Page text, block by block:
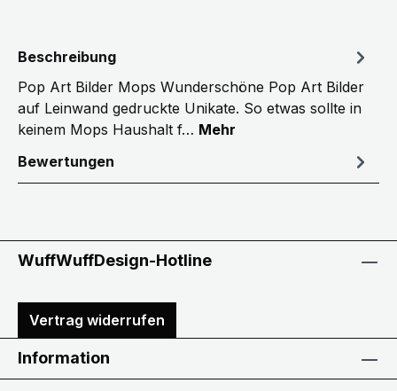
Beschreibung
Pop Art Bilder Mops Wunderschöne Pop Art Bilder
auf Leinwand gedruckte Unikate. So etwas sollte in
keinem Mops Haushalt f… Mehr
Bewertungen
WuffWuffDesign-Hotline
Vertrag widerrufen
Information